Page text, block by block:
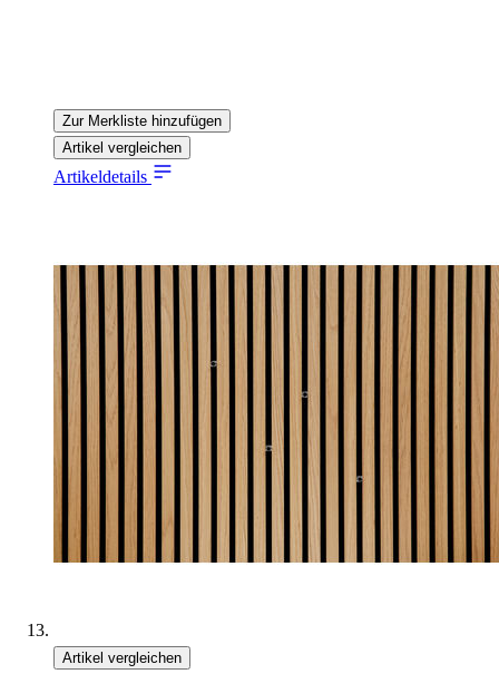
Zur Merkliste hinzufügen
Artikel vergleichen
Artikeldetails
Artikel vergleichen